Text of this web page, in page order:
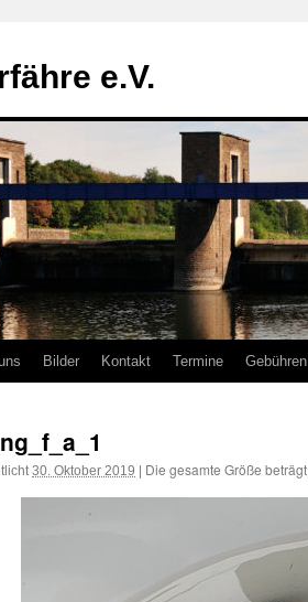
e.V.
Bilder Kontakt Termine Gebühren
30. Oktober 2019 Die gesamte Größe beträgt